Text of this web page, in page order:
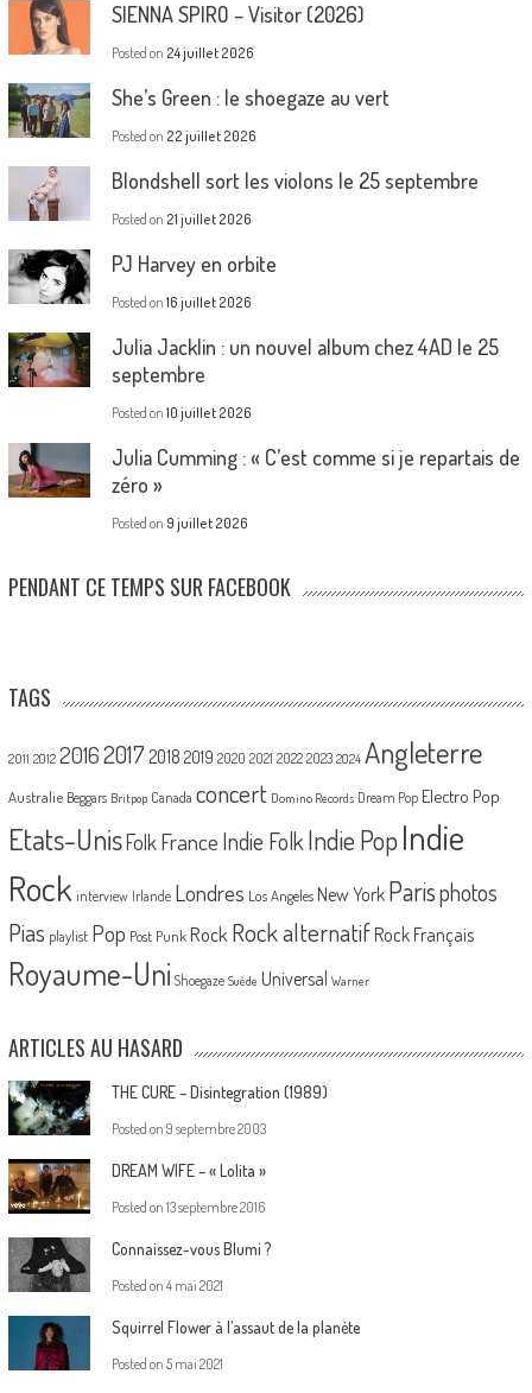
SIENNA SPIRO – Visitor (2026)
Posted on 24 juillet 2026
She’s Green : le shoegaze au vert
Posted on 22 juillet 2026
Blondshell sort les violons le 25 septembre
Posted on 21 juillet 2026
PJ Harvey en orbite
Posted on 16 juillet 2026
Julia Jacklin : un nouvel album chez 4AD le 25
septembre
Posted on 10 juillet 2026
Julia Cumming : « C’est comme si je repartais de
zéro »
Posted on 9 juillet 2026
PENDANT CE TEMPS SUR FACEBOOK
TAGS
2011 2012 20162017 2018 2019 2020 2021 2022 2023 2024 Angleterre
Australie Beggars Britpop Canada concert Domino Records Dream Pop Electro Pop
Etats-UnisFolk France Indie FolkIndie PopIndie
Rock interview Irlande Londres Los Angeles New York Parisphotos
Pias playlist Pop Post Punk Rock Rock alternatif Rock Français
Royaume-Uni Shoegaze Suède Universal Warner
ARTICLES AU HASARD
THE CURE – Disintegration (1989)
Posted on 9 septembre 2003
DREAM WIFE – « Lolita »
Posted on 13 septembre 2016
Connaissez-vous Blumi ?
Posted on 4 mai 2021
Squirrel Flower à l’assaut de la planète
Posted on 5 mai 2021